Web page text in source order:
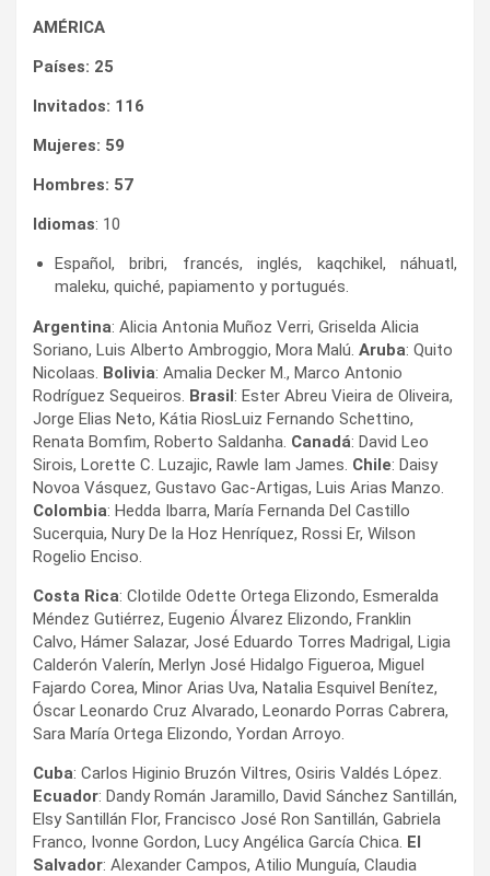
AMÉRICA
Países: 25
Invitados: 116
Mujeres: 59
Hombres: 57
Idiomas: 10
Español, bribri, francés, inglés, kaqchikel, náhuatl,
maleku, quiché, papiamento y portugués.
Argentina: Alicia Antonia Muñoz Verri, Griselda Alicia
Soriano, Luis Alberto Ambroggio, Mora Malú. Aruba: Quito
Nicolaas. Bolivia: Amalia Decker M., Marco Antonio
Rodríguez Sequeiros. Brasil: Ester Abreu Vieira de Oliveira,
Jorge Elias Neto, Kátia RiosLuiz Fernando Schettino,
Renata Bomfim, Roberto Saldanha. Canadá: David Leo
Sirois, Lorette C. Luzajic, Rawle Iam James. Chile: Daisy
Novoa Vásquez, Gustavo Gac-Artigas, Luis Arias Manzo.
Colombia: Hedda Ibarra, María Fernanda Del Castillo
Sucerquia, Nury De la Hoz Henríquez, Rossi Er, Wilson
Rogelio Enciso.
Costa Rica: Clotilde Odette Ortega Elizondo, Esmeralda
Méndez Gutiérrez, Eugenio Álvarez Elizondo, Franklin
Calvo, Hámer Salazar, José Eduardo Torres Madrigal, Ligia
Calderón Valerín, Merlyn José Hidalgo Figueroa, Miguel
Fajardo Corea, Minor Arias Uva, Natalia Esquivel Benítez,
Óscar Leonardo Cruz Alvarado, Leonardo Porras Cabrera,
Sara María Ortega Elizondo, Yordan Arroyo.
Cuba: Carlos Higinio Bruzón Viltres, Osiris Valdés López.
Ecuador: Dandy Román Jaramillo, David Sánchez Santillán,
Elsy Santillán Flor, Francisco José Ron Santillán, Gabriela
Franco, Ivonne Gordon, Lucy Angélica García Chica. El
Salvador: Alexander Campos, Atilio Munguía, Claudia